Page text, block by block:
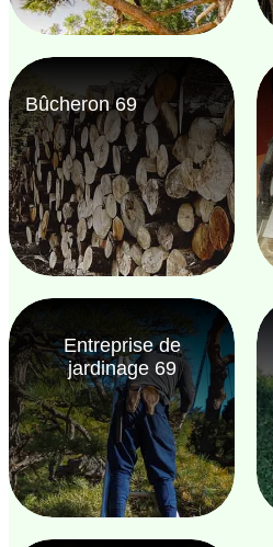
Bûcheron 69
Entreprise de
jardinage 69